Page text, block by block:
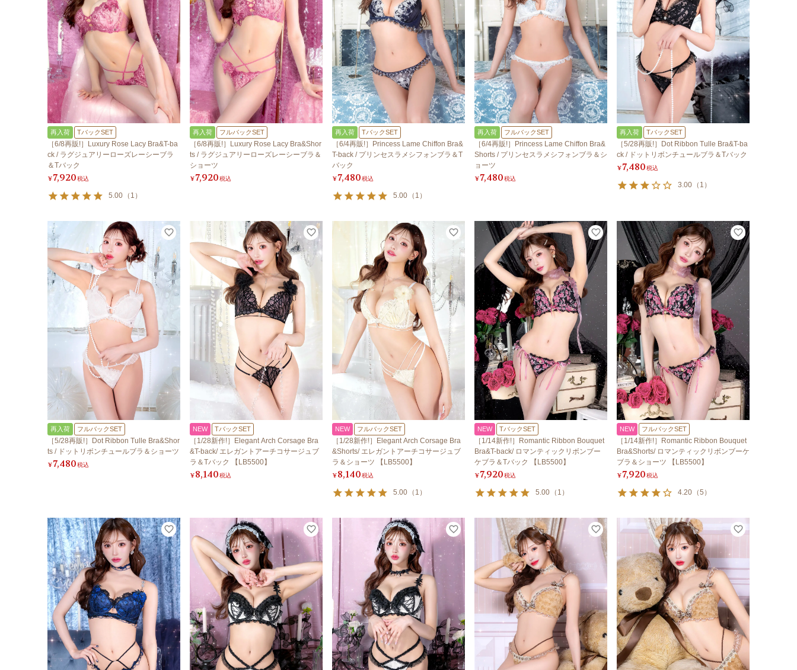
再入荷 TバックSET
［6/8再販!］Luxury Rose Lacy Bra&T-ba
ck / ラグジュアリーローズレーシーブラ
＆Tバック
¥7,920税込
5.00 （ 1 ）
再入荷 フルバックSET
［6/8再販!］Luxury Rose Lacy Bra&Shor
ts / ラグジュアリーローズレーシーブラ＆
ショーツ
¥7,920税込
再入荷 TバックSET
［6/4再販!］Princess Lame Chiffon Bra&
T-back / プリンセスラメシフォンブラ＆T
バック
¥7,480税込
5.00 （ 1 ）
再入荷 フルバックSET
［6/4再販!］Princess Lame Chiffon Bra&
Shorts / プリンセスラメシフォンブラ＆シ
ョーツ
¥7,480税込
再入荷 TバックSET
［5/28再販!］Dot Ribbon Tulle Bra&T-ba
ck / ドットリボンチュールブラ＆Tバック
¥7,480税込
3.00 （ 1 ）
再入荷 フルバックSET
［5/28再販!］Dot Ribbon Tulle Bra&Shor
ts / ドットリボンチュールブラ＆ショーツ
¥7,480税込
NEW TバックSET
［1/28新作!］Elegant Arch Corsage Bra
&T-back/ エレガントアーチコサージュブ
ラ＆Tバック 【LB5500】
¥8,140税込
NEW フルバックSET
［1/28新作!］Elegant Arch Corsage Bra
&Shorts/ エレガントアーチコサージュブ
ラ＆ショーツ 【LB5500】
¥8,140税込
5.00 （ 1 ）
NEW TバックSET
［1/14新作!］Romantic Ribbon Bouquet
Bra&T-back/ ロマンティックリボンブー
ケブラ＆Tバック 【LB5500】
¥7,920税込
5.00 （ 1 ）
NEW フルバックSET
［1/14新作!］Romantic Ribbon Bouquet
Bra&Shorts/ ロマンティックリボンブーケ
ブラ＆ショーツ 【LB5500】
¥7,920税込
4.20 （5 ）